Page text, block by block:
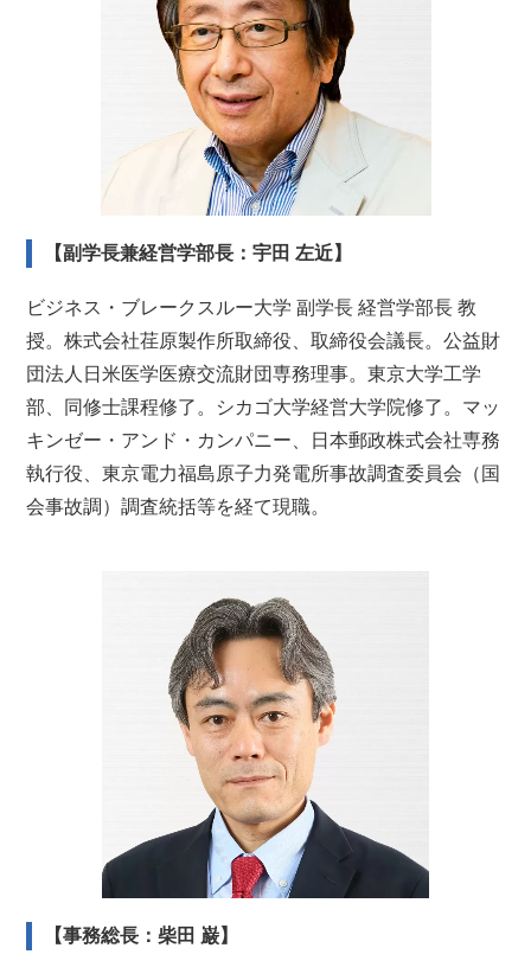
【副学長兼経営学部長：宇田 左近】
ビジネス・ブレークスルー大学 副学長 経営学部長 教
授。株式会社荏原製作所取締役、取締役会議長。公益財
団法人日米医学医療交流財団専務理事。東京大学工学
部、同修士課程修了。シカゴ大学経営大学院修了。マッ
キンゼー・アンド・カンパニー、日本郵政株式会社専務
執行役、東京電力福島原子力発電所事故調査委員会（国
会事故調）調査統括等を経て現職。
【事務総長：柴田 巌】